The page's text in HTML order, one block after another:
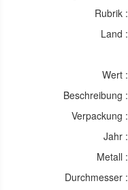
Rubrik :
Land :
Wert :
Beschreibung :
Verpackung :
Jahr :
Metall :
Durchmesser :